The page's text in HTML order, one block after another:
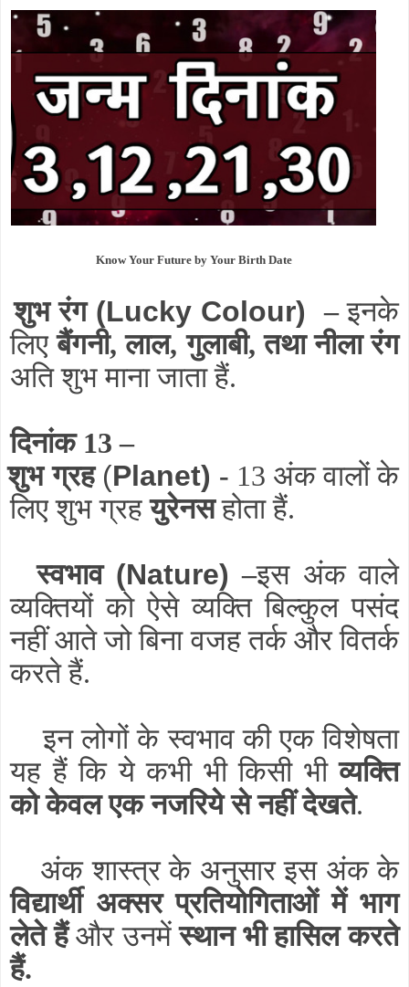
Know Your Future by Your Birth Date
शुभ रंग (Lucky Colour) –इनके
लिएबैंगनी, लाल, गुलाबी, तथा नीला रंग
अति शुभ माना जाता हैं.
दिनांक 13 –
शुभ ग्रह (Planet) - 13 अंक वालों के
लिए शुभ ग्रहयुरेनसहोता हैं.
स्वभाव (Nature) –इस अंक वाले
व्यक्तियों को ऐसे व्यक्ति बिल्कुल पसंद
नहीं आते जो बिना वजह तर्क और वितर्क
करते हैं.
इन लोगों के स्वभाव की एक विशेषता
यह हैं कि ये कभी भी किसी भीव्यक्ति
को केवल एक नजरिये से नहीं देखते.
अंक शास्त्र के अनुसार इस अंक के
विद्यार्थी अक्सर प्रतियोगिताओं में भाग
लेते हैंऔर उनमेंस्थान भी हासिल करते
हैं.